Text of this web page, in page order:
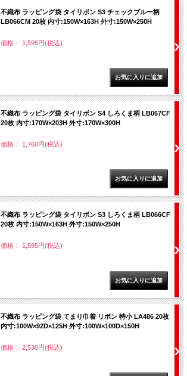
不織布 ラッピング袋 タイリボン S3 チェックブルー柄
LB066CM 20枚 内寸:150W×163H 外寸:150W×250H
価格： 1,595円(税込)
不織布 ラッピング袋 タイリボン S4 しろくま柄 LB067CF
20枚 内寸:170W×203H 外寸:170W×300H
価格： 1,760円(税込)
不織布 ラッピング袋 タイリボン S3 しろくま柄 LB066CF
20枚 内寸:150W×163H 外寸:150W×250H
価格： 1,595円(税込)
不織布 ラッピング袋 てまり巾着 リボン 特小 LA486 20枚
内寸:100W×92D×125H 外寸:100W×100D×150H
価格： 2,530円(税込)